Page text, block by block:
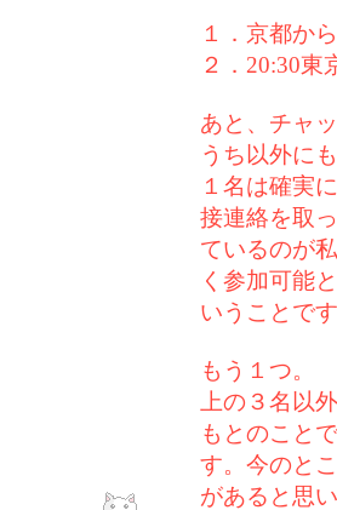
１．京都か
２．20:30
あと、チャ
うち以外に
１名は確実
接連絡を取っ
ているのが
く参加可能と
いうことで
もう１つ。
上の３名以
もとのことで
す。今のと
があると思い